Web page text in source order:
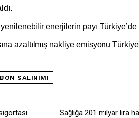
enerjilerin payı Türkiye’de
azaltılmış nakliye emisyonu
SALINIMI
Sağlığa 201 milyar lira